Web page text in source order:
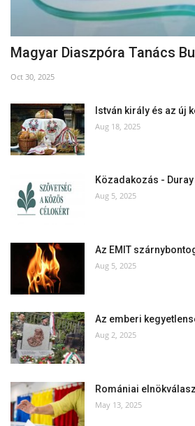
Magyar Diaszpóra Tanács
Oct 30, 2025
István király és az új
Aug 18, 2025
Közadakozás -
Aug 5, 2025
Az EMIT
Aug 5, 2025
Az emberi
Aug 2, 2025
Romániai
May 13, 2025